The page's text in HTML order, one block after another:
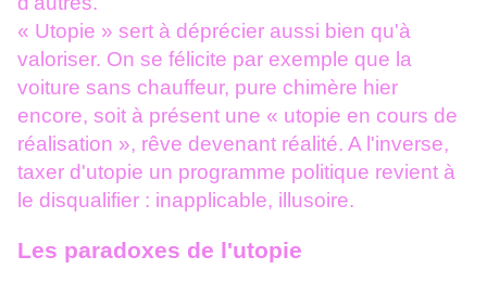
« Utopie » sert à déprécier aussi bien qu'à
valoriser. On se félicite par exemple que la
voiture sans chauffeur, pure chimère hier
encore, soit à présent une « utopie en cours de
réalisation », rêve devenant réalité. A l'inverse,
taxer d'utopie un programme politique revient à
le disqualifier : inapplicable, illusoire.
Les paradoxes de l'utopie